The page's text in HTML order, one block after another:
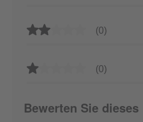
Durchschnittliche(0)
Durchschnittliche(0)
Bewerten Sie